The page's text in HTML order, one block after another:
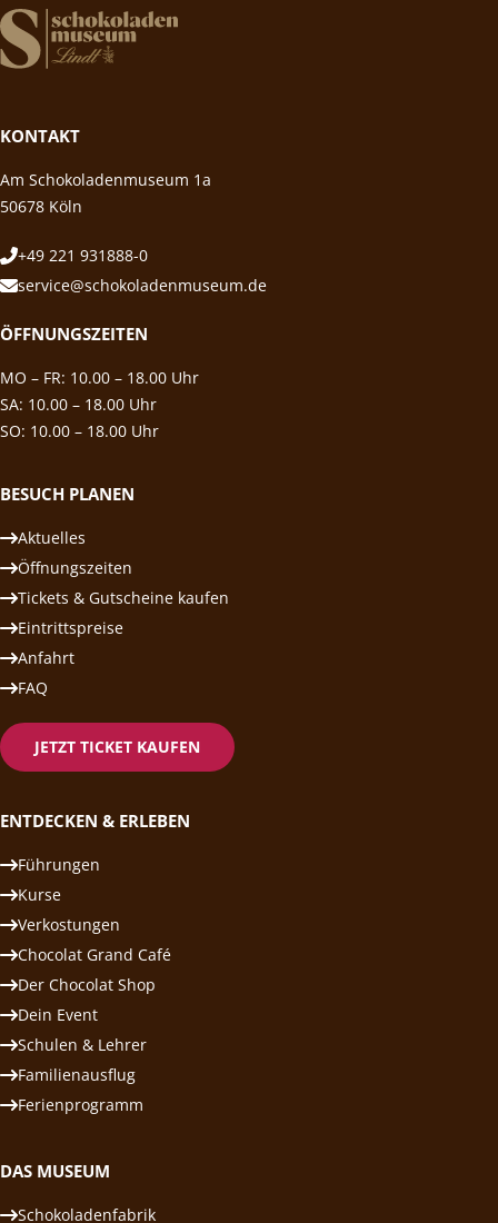
KONTAKT
Am Schokoladenmuseum 1a
50678 Köln
+49 221 931888-0
service@schokoladenmuseum.de
ÖFFNUNGSZEITEN
MO – FR: 10.00 – 18.00 Uhr
SA: 10.00 – 18.00 Uhr
SO: 10.00 – 18.00 Uhr
BESUCH PLANEN
Aktuelles
Öffnungszeiten
Tickets & Gutscheine kaufen
Eintrittspreise
Anfahrt
FAQ
JETZT TICKET KAUFEN
ENTDECKEN & ERLEBEN
Führungen
Kurse
Verkostungen
Chocolat Grand Café
Der Chocolat Shop
Dein Event
Schulen & Lehrer
Familienausflug
Ferienprogramm
DAS MUSEUM
Schokoladenfabrik